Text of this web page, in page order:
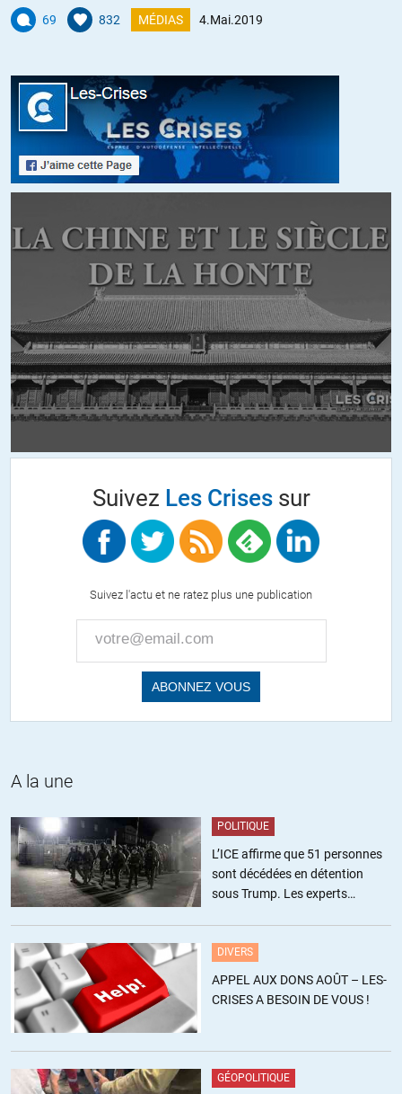
matt// 05.05.2019 à 09h48
+6 ALERTER
Alfred//05.05.2019 à 23h38
Vous ne croyez pas si bien dire:
Le sondage en ligne de « TeamMacron »:
« Êtes-vous favorable à une restriction temporaire des libertés
individuelles pour assurer la réussite du cap politique d’Emmanuel
Avec Plus de 80% de oui parmis les « suiveurs »… On nage en plain
délire protofachiste. On n’est pas en 2019 mais en 1921.
+11 ALERTER
step//06.05.2019 à 02h59
donc ce sondage, euh, pas forcément s’appuyer dessus.
Les bobards les plus faciles à avaler sont ceux qui contiennent
des parts de vérité.
ALERTER
reneegate//05.05.2019 à 09h09
« J’aimerais bien qu’on alterne et que de temps en temps il y ait de
belles histoires et des prismes politiques. Que l’on parle des
un citoyen//05.05.2019 à 10h46
Je rajoute aussi qu’il faudrait que M.Schiappa comprenne qu’une
dérive dénoncée est comme une carie douloureuse au milieu de
nombreuses dents saines et que cette carie n’aura fini d’alerter le
cerveau que lorsqu’elle aura été soignée.
+9 ALERTER
Glbert Gracile 05.05.2019 à 19h29
vestes aux élections… allez demander aux français ce qu’ils
69 832 MÉDIAS 4.Mai.2019
Suivez Les Crisessur
Suivez l'actu et ne ratez plus une publication
A la une
POLITIQUE
L’ICE affirme que 51 personnes
sont décédées en détention
sous Trump. Les experts
DIVERS
APPEL AUX DONS AOÛT – LES-
CRISES A BESOIN DE VOUS !
GÉOPOLITIQUE